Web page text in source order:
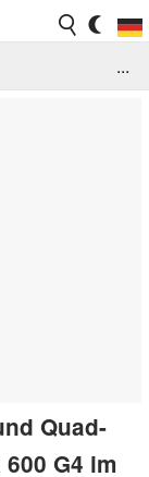
...
Quad-
G4 im